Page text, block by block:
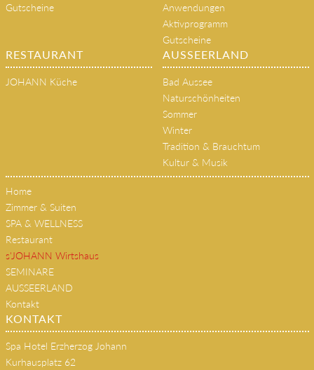
Gutscheine
Anwendungen
Aktivprogramm
Gutscheine
RESTAURANT
JOHANN Küche
AUSSEERLAND
Bad Aussee
Naturschönheiten
Sommer
Winter
Tradition & Brauchtum
Kultur & Musik
Home
Zimmer & Suiten
SPA & WELLNESS
Restaurant
s'JOHANN Wirtshaus
SEMINARE
AUSSEERLAND
Kontakt
KONTAKT
Spa Hotel Erzherzog Johann
Kurhausplatz 62